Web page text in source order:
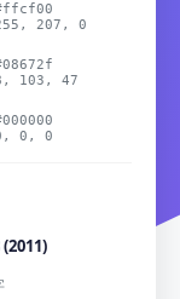
207, 0
103, 47
0, 0